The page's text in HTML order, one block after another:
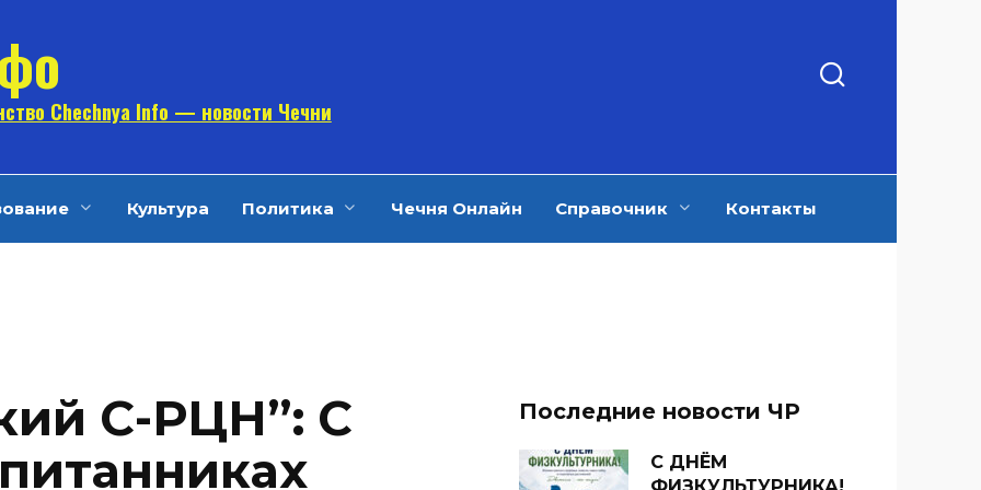
Chechnya Info — новости Чечни
Культура Политика Чечня Онлайн Справочник Контакты
С-РЦН”: С
Последние новости ЧР
С ДНЁМ
ФИЗКУЛЬТУРНИКА!